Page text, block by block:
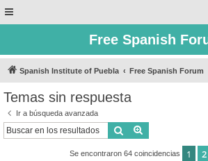
Free Spanish
Spanish Institute of Puebla Free Spanish Forum
Temas sin respuesta
Ir a búsqueda avanzada
Buscar
Se encontraron 64 coincidencias 1 2